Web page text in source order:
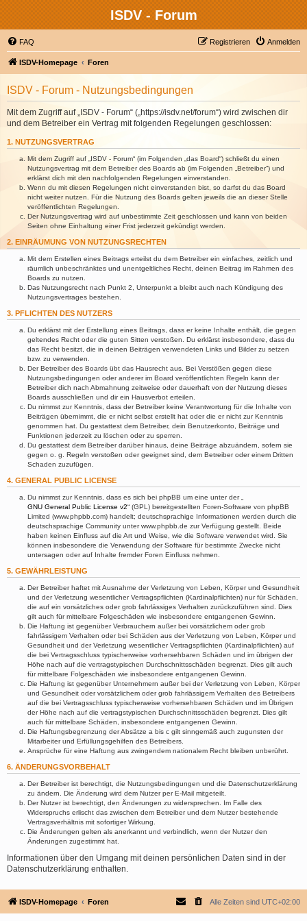
ISDV - Forum
FAQ Anmelden
Registrieren
ISDV-Homepage Foren
ISDV - Forum - Nutzungsbedingungen
Mit dem Zugriff auf „ISDV - Forum“ („https://isdv.net/forum“) wird zwischen dir
und dem Betreiber ein Vertrag mit folgenden Regelungen geschlossen:
1. NUTZUNGSVERTRAG
Mit dem Zugriff auf „ISDV - Forum“ (im Folgenden „das Board“) schließt du einen
Nutzungsvertrag mit dem Betreiber des Boards ab (im Folgenden „Betreiber“) und
erklärst dich mit den nachfolgenden Regelungen einverstanden.
Wenn du mit diesen Regelungen nicht einverstanden bist, so darfst du das Board
nicht weiter nutzen. Für die Nutzung des Boards gelten jeweils die an dieser Stelle
veröffentlichten Regelungen.
Der Nutzungsvertrag wird auf unbestimmte Zeit geschlossen und kann von beiden
Seiten ohne Einhaltung einer Frist jederzeit gekündigt werden.
2. EINRÄUMUNG VON NUTZUNGSRECHTEN
Mit dem Erstellen eines Beitrags erteilst du dem Betreiber ein einfaches, zeitlich und
räumlich unbeschränktes und unentgeltliches Recht, deinen Beitrag im Rahmen des
Boards zu nutzen.
Das Nutzungsrecht nach Punkt 2, Unterpunkt a bleibt auch nach Kündigung des
Nutzungsvertrages bestehen.
3. PFLICHTEN DES NUTZERS
Du erklärst mit der Erstellung eines Beitrags, dass er keine Inhalte enthält, die gegen
geltendes Recht oder die guten Sitten verstoßen. Du erklärst insbesondere, dass du
das Recht besitzt, die in deinen Beiträgen verwendeten Links und Bilder zu setzen
bzw. zu verwenden.
Der Betreiber des Boards übt das Hausrecht aus. Bei Verstößen gegen diese
Nutzungsbedingungen oder anderer im Board veröffentlichten Regeln kann der
Betreiber dich nach Abmahnung zeitweise oder dauerhaft von der Nutzung dieses
Boards ausschließen und dir ein Hausverbot erteilen.
Du nimmst zur Kenntnis, dass der Betreiber keine Verantwortung für die Inhalte von
Beiträgen übernimmt, die er nicht selbst erstellt hat oder die er nicht zur Kenntnis
genommen hat. Du gestattest dem Betreiber, dein Benutzerkonto, Beiträge und
Funktionen jederzeit zu löschen oder zu sperren.
Du gestattest dem Betreiber darüber hinaus, deine Beiträge abzuändern, sofern sie
gegen o. g. Regeln verstoßen oder geeignet sind, dem Betreiber oder einem Dritten
Schaden zuzufügen.
4. GENERAL PUBLIC LICENSE
Du nimmst zur Kenntnis, dass es sich bei phpBB um eine unter der „
GNU General Public License v2“ (GPL) bereitgestellten Foren-Software von phpBB
Limited (www.phpbb.com) handelt; deutschsprachige Informationen werden durch die
deutschsprachige Community unter www.phpbb.de zur Verfügung gestellt. Beide
haben keinen Einfluss auf die Art und Weise, wie die Software verwendet wird. Sie
können insbesondere die Verwendung der Software für bestimmte Zwecke nicht
untersagen oder auf Inhalte fremder Foren Einfluss nehmen.
5. GEWÄHRLEISTUNG
Der Betreiber haftet mit Ausnahme der Verletzung von Leben, Körper und Gesundheit
und der Verletzung wesentlicher Vertragspflichten (Kardinalpflichten) nur für Schäden,
die auf ein vorsätzliches oder grob fahrlässiges Verhalten zurückzuführen sind. Dies
gilt auch für mittelbare Folgeschäden wie insbesondere entgangenen Gewinn.
Die Haftung ist gegenüber Verbrauchern außer bei vorsätzlichem oder grob
fahrlässigem Verhalten oder bei Schäden aus der Verletzung von Leben, Körper und
Gesundheit und der Verletzung wesentlicher Vertragspflichten (Kardinalpflichten) auf
die bei Vertragsschluss typischerweise vorhersehbaren Schäden und im übrigen der
Höhe nach auf die vertragstypischen Durchschnittsschäden begrenzt. Dies gilt auch
für mittelbare Folgeschäden wie insbesondere entgangenen Gewinn.
Die Haftung ist gegenüber Unternehmern außer bei der Verletzung von Leben, Körper
und Gesundheit oder vorsätzlichem oder grob fahrlässigem Verhalten des Betreibers
auf die bei Vertragsschluss typischerweise vorhersehbaren Schäden und im Übrigen
der Höhe nach auf die vertragstypischen Durchschnittsschäden begrenzt. Dies gilt
auch für mittelbare Schäden, insbesondere entgangenen Gewinn.
Die Haftungsbegrenzung der Absätze a bis c gilt sinngemäß auch zugunsten der
Mitarbeiter und Erfüllungsgehilfen des Betreibers.
Ansprüche für eine Haftung aus zwingendem nationalem Recht bleiben unberührt.
6. ÄNDERUNGSVORBEHALT
Der Betreiber ist berechtigt, die Nutzungsbedingungen und die Datenschutzerklärung
zu ändern. Die Änderung wird dem Nutzer per E-Mail mitgeteilt.
Der Nutzer ist berechtigt, den Änderungen zu widersprechen. Im Falle des
Widerspruchs erlischt das zwischen dem Betreiber und dem Nutzer bestehende
Vertragsverhältnis mit sofortiger Wirkung.
Die Änderungen gelten als anerkannt und verbindlich, wenn der Nutzer den
Änderungen zugestimmt hat.
Informationen über den Umgang mit deinen persönlichen Daten sind in der
Datenschutzerklärung enthalten.
ISDV-Homepage Foren Alle Zeiten sind UTC+02:00